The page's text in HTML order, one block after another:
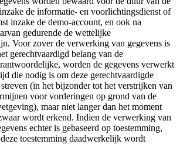
de informatie- en voorlichtingsdienst of
inzake de demo-account, en ook na
gedurende de wettelijke
Voor zover de verwerking van gegevens is
gerechtvaardigd belang van de
worden de gegevens verwerkt
die nodig is om deze gerechtvaardigde
(in het bijzonder tot het verstrijken van
voor vorderingen op grond van de
maar niet langer dan het moment
wordt erkend. Indien de verwerking van
echter is gebaseerd op toestemming,
toestemming daadwerkelijk wordt